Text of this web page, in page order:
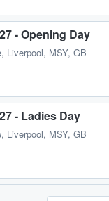
- Opening Day
, Liverpool, MSY, GB
- Ladies Day
, Liverpool, MSY, GB